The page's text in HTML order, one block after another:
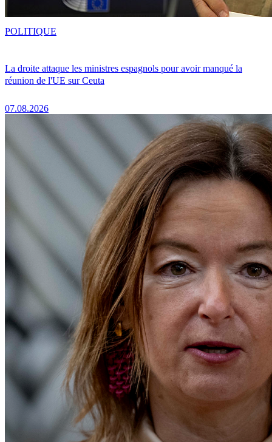
La droite attaque les ministres espagnols pour avoir manqué la
réunion de l'UE sur Ceuta
07.08.2026
POLITIQUE